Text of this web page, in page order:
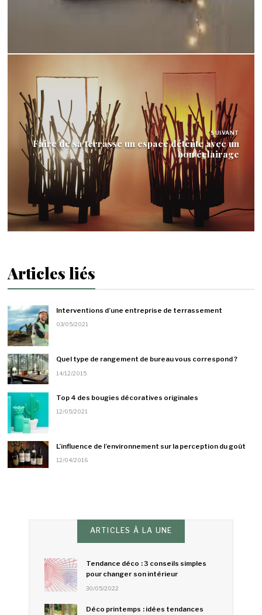
SUIVANT
Faire de sa terrasse un espace détente avec un
bon éclairage
Articles liés
Interventions d’une entreprise de terrassement
03/05/2021
Quel type de rangement de bureau vous correspond ?
14/12/2015
Top 4 des bougies décoratives originales
12/05/2021
L’influence de l’environnement sur la perception du goût
12/04/2016
ARTICLES À LA UNE
Tendance déco : 3 conseils simples
pour changer son intérieur
30/05/2022
Déco printemps : idées tendances